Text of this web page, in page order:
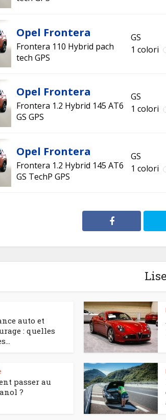
Opel Frontera
Frontera 110 Hybrid pach
tech GPS
GS
1 colori
Opel Frontera
Frontera 1.2 Hybrid 145 AT6
GS GPS
GS
1 colori
Opel Frontera
Frontera 1.2 Hybrid 145 AT6
GS TechP GPS
GS
1 colori
auto et
: quelles
passer au
?